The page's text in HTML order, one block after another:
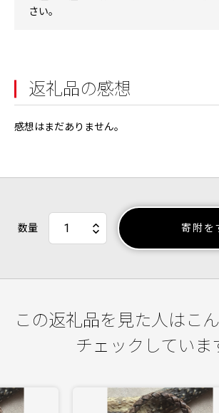
さい。
返礼品の感想
感想はまだありません。
数量 寄附を
この返礼品を見た人はこ
チェックしていま